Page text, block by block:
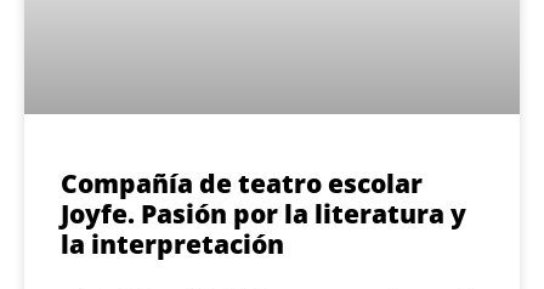
Compañía de teatro escolar
Joyfe. Pasión por la literatura y
la interpretación